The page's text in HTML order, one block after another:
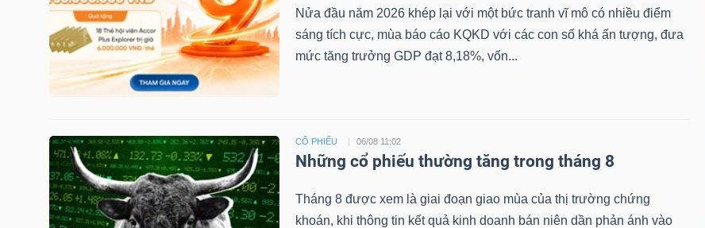
Nửa đầu năm 2026 khép lại với một bức tranh vĩ mô có nhiều điểm
sáng tích cực, mùa báo cáo KQKD với các con số khá ấn tượng, đưa
mức tăng trưởng GDP đạt 8,18%, vốn...
CỔ PHIẾU 06/08 11:02
Những cổ phiếu thường tăng trong tháng 8
Tháng 8 được xem là giai đoạn giao mùa của thị trường chứng
khoán, khi thông tin kết quả kinh doanh bán niên dần phản ánh vào
PHIẾU
CÔNG
ĐẦU